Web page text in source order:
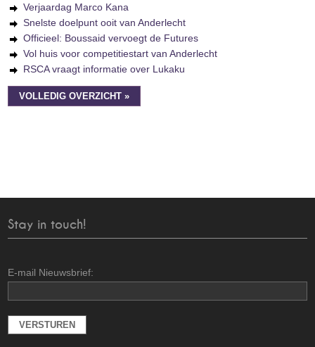
Verjaardag Marco Kana
Snelste doelpunt ooit van Anderlecht
Officieel: Boussaid vervoegt de Futures
Vol huis voor competitiestart van Anderlecht
RSCA vraagt informatie over Lukaku
VOLLEDIG OVERZICHT »
Stay in touch!
E-mail Nieuwsbrief: